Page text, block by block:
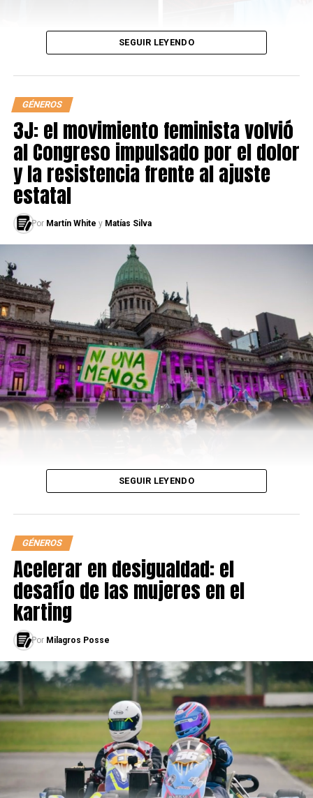
LEÉ TAMBIÉN
“ESTOY VIVIENDO LA DECONSTRUCCIÓN QUE ESTÁ VIVIENDO
GRAN PARTE DE LA GENTE”
SEGUIR LEYENDO
GÉNEROS
3J: el movimiento feminista volvió
al Congreso impulsado por el dolor
y la resistencia frente al ajuste
estatal
Por Martín White y Matías Silva
SEGUIR LEYENDO
GÉNEROS
Acelerar en desigualdad: el
desafío de las mujeres en el
karting
Por Milagros Posse